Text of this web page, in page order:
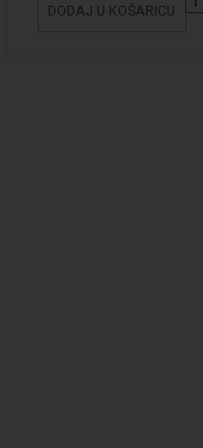
DODAJ U KOŠARICU